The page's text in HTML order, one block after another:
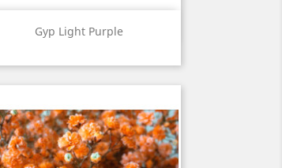
Gyp Light Purple
Vista rápida